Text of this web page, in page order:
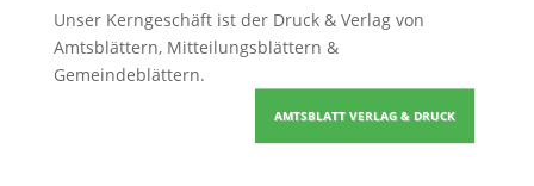
Unser Kerngeschäft ist der Druck & Verlag von
Amtsblättern, Mitteilungsblättern &
Gemeindeblättern.
AMTSBLATT VERLAG & DRUCK